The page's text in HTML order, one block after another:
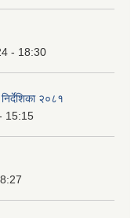
- 18:30
२०८१
15:15